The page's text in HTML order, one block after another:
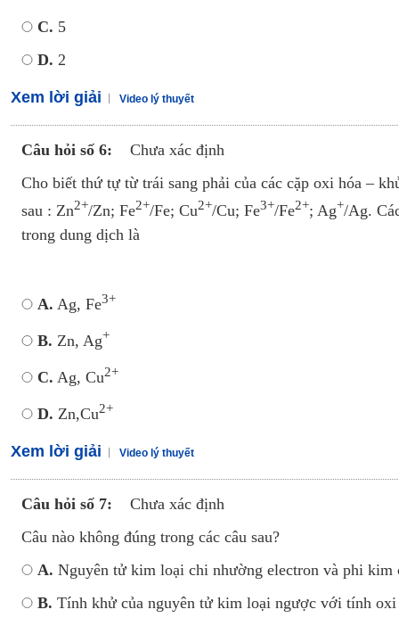
C. 5
D. 2
Xem lời giải Video lý thuyết
Câu hỏi số 6:
Chưa xác định
Cho biết thứ tự từ trái sang phải của các cặp oxi hóa –
sau : Zn2+/Zn; Fe2+/Fe; Cu2+/Cu; Fe3+/Fe2+; Ag+/Ag.
trong dung dịch là
A. Ag, Fe3+
B. Zn, Ag+
C. Ag, Cu2+
D. Zn,Cu2+
Xem lời giải Video lý thuyết
Câu hỏi số 7:
Chưa xác định
Câu nào không đúng trong các câu sau?
A. Nguyên tử kim loại chi nhường electron và phi kim
B. Tính khử của nguyên tử kim loại ngược với tính